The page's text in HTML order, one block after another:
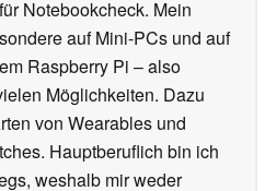
Notebookcheck. Mein
auf Mini-PCs und auf
Raspberry Pi – also
Möglichkeiten. Dazu
von Wearables und
Hauptberuflich bin ich
weshalb mir weder